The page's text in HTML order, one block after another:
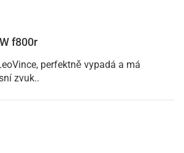
f800r
perfektně vypadá a má
zvuk..